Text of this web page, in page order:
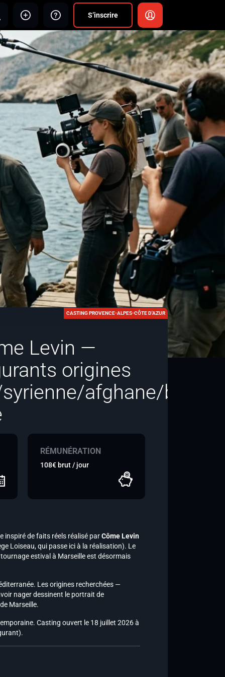
S’inscrire
CASTING PROVENCE-ALPES-CÔTE D'AZUR
Levin —
origines
afghane/
RÉMUNÉRATION
108€ brut / jour
inspiré de faits réels réalisé parCôme Levin
Loiseau, qui passe ici à la réalisation). Le
estival à Marseille est désormais
Les origines recherchées —
nager dessinent le portrait de
Marseille.
Casting ouvert le 18 juillet 2026 à